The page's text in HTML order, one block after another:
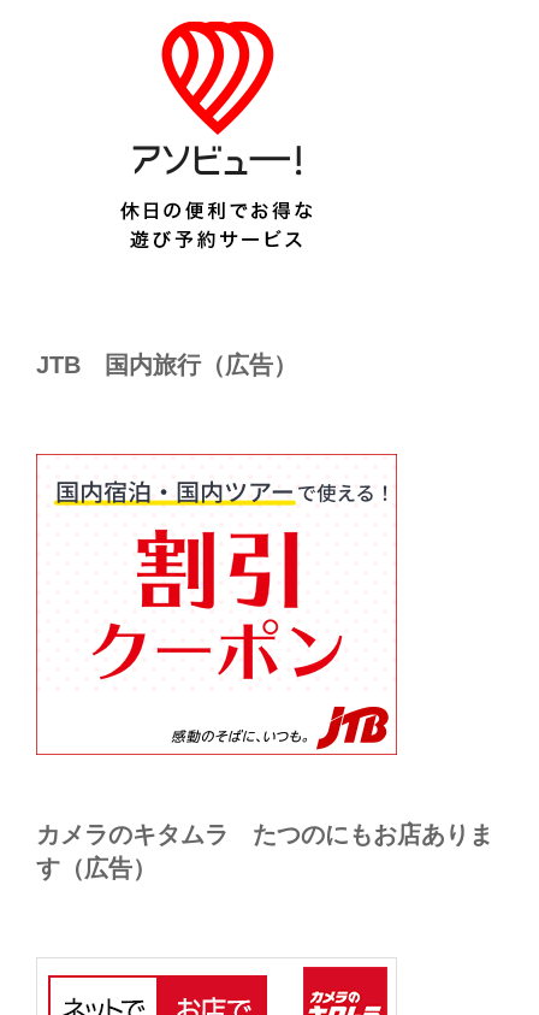
JTB 国内旅行（広告）
カメラのキタムラ たつのにもお店ありま
す（広告）